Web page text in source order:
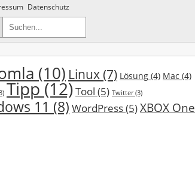
Datenschutz
(10) Linux(7) Lösung (4) Mac (4)
Tipp(12)Tool (5) Twitter(3)
11 (8) WordPress(5)XBOX One